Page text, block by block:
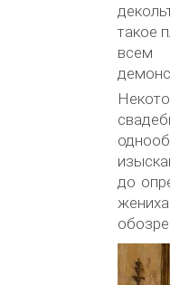
такое
всем
до